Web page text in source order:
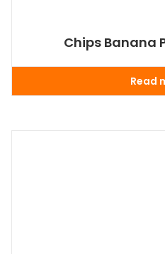
Chips Banana
Read